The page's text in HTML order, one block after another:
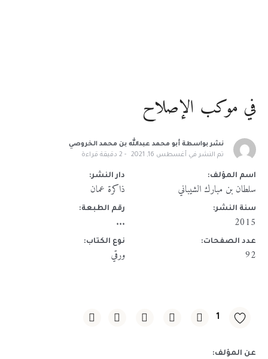
في موكب الإصلاح
نشر بواسطة أبو محمد عبدالله بن محمد الخروصي
تم النشر في أغسطس 16, 2021 2 دقيقة قراءة
اسم المؤلف:
سلطان بن مبارك الشيباني
دار النشر:
ذاكرة عمان
سنة النشر:
2015
رقم الطبعة:
...
عدد الصفحات:
92
نوع الكتاب:
ورقي
1
عن المؤلف: